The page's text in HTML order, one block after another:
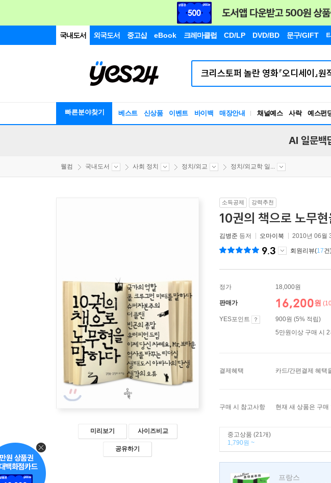
국내도서 외국도서 중고샵 eBook 크레마클럽 CD/LP DVD/BD 문구/GIFT
빠른분야찾기 베스트 신상품 이벤트 바이백 매장안내 채널예스 사락 예스펀
AI 일문백
웰컴 국내도서 사회 정치 정치/외교 정치/외교학 일...
미리보기 사이즈비교
공유하기
소득공제 강력추천
10권의 책으로 노무
김병준 등저 오마이북 2010년 06월
9.3 회원리뷰(17
정가 18,000원
판매가 16,200원
YES포인트
900원 (5% 적립)
5만원이상 구매 시
결제혜택 카드/간편결제 혜택
구매 시 참고사항 현재 새 상품은 구
중고상품 (21개)
1,790원 ~
프랑스